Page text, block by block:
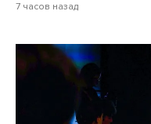
7 часов назад